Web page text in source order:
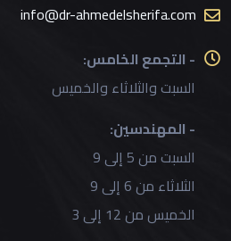
info@dr-ahmedelsherifa.com
- التجمع الخامس:
السبت والثلاثاء والخميس
- المهندسين:
السبت من 5 إلى 9
الثلاثاء من 6 إلى 9
الخميس من 12 إلى 3